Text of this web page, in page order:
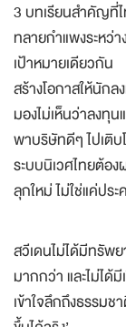
3 บทเรียนสำคัญที่
ทลายกำแพงระหว่
เป้าหมายเดียวกัน
สร้างโอกาสให้นัก
มองไม่เห็นว่าลงทุน
พาบริษัทดีๆ ไปเติบ
ระบบนิเวศไทยต้อ
ลุกใหม่ ไม่ใช่แค่ปร
สวีเดนไม่ได้มีทรัพ
มากกว่า และไม่ได้
เข้าใจลึกถึงธรรมช